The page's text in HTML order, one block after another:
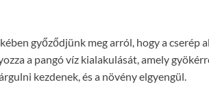
győződjünk meg arról, hogy a cserép
a pangó víz kialakulását, amely
kezdenek, és a növény elgyengül.